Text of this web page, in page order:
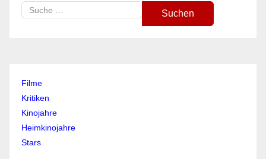
Type 2 or more characters for results.
Suchen
Filme
Kritiken
Kinojahre
Heimkinojahre
Stars